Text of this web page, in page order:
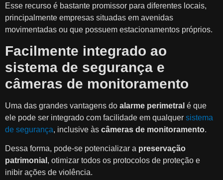
Esse recurso é bastante promissor para diferentes locais,
principalmente empresas situadas em avenidas
movimentadas ou que possuem estacionamentos próprios.
Facilmente integrado ao
sistema de segurança e
câmeras de monitoramento
Uma das grandes vantagens do alarme perimetral é que
ele pode ser integrado com facilidade em qualquer sistema
de segurança, inclusive às câmeras de monitoramento.
Dessa forma, pode-se potencializar a preservação
patrimonial , otimizar todos os protocolos de proteção e
inibir ações de violência.